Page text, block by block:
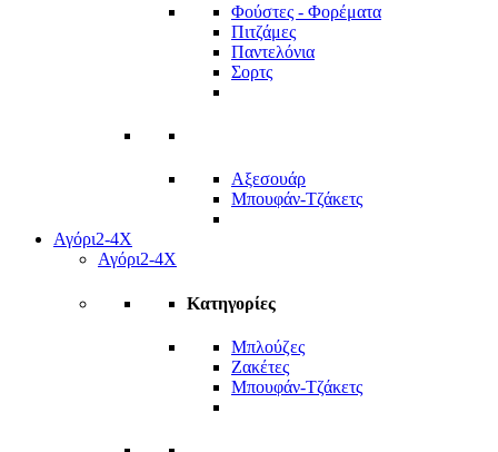
Φούστες - Φορέματα
Πιτζάμες
Παντελόνια
Σορτς
Αξεσουάρ
Μπουφάν-Τζάκετς
Αγόρι2-4Χ
Αγόρι2-4Χ
Κατηγορίες
Μπλούζες
Ζακέτες
Μπουφάν-Τζάκετς